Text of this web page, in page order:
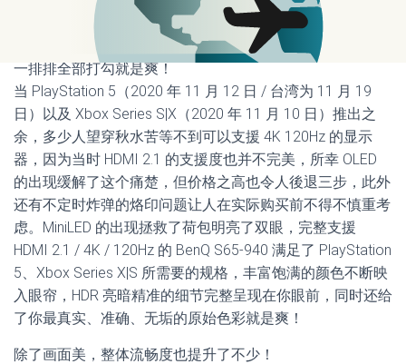
了多少年？不买的理由千百种，想买的理由只要一个字
一排排全部打勾就是爽！
当 PlayStation 5（2020 年 11 月 12 日 / 台湾为 11 月 19
日）以及 Xbox Series S|X（2020 年 11 月 10 日）推出之
余，多少人望穿秋水苦等不到可以支援 4K 120Hz 的显示
器，因为当时 HDMI 2.1 的支援度也并不完美，所幸 OLED
的出现缓解了这个痛楚，但价格之高也令人後退三步，此外
还有不定时炸弹的烙印问题让人在实际购买前不得不慎重考
虑。MiniLED 的出现拯救了荷包明亮了双眼，完整支援
HDMI 2.1 / 4K / 120Hz 的 BenQ S65-940 满足了 PlayStation
5、Xbox Series X|S 所需要的规格，丰富饱满的颜色不断映
入眼帘，HDR 亮暗精准的细节完整呈现在你眼前，同时还给
了你最真实、准确、无垢的原始色彩就是爽！
除了画面美，整体流畅度也提升了不少！